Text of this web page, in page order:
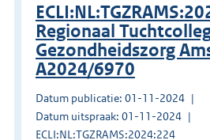
Regionaal
Gezondheidszorg
A2024/6970
Datum publicatie: 01-11-2024
Datum uitspraak: 01-11-2024
ECLI:NL:TGZRAMS:2024:224